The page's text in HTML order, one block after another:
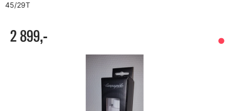
45/29T
2 899,-